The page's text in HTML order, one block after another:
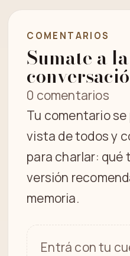
COMENTARIOS
Sumate a la
0 comentarios
Tu comentario
vista de todos y
para charlar: qué
versión
memoria.
Entrá con tu